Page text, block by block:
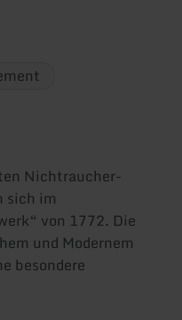
Nichtraucher-
sich im
von 1772. Die
und Modernem
besondere